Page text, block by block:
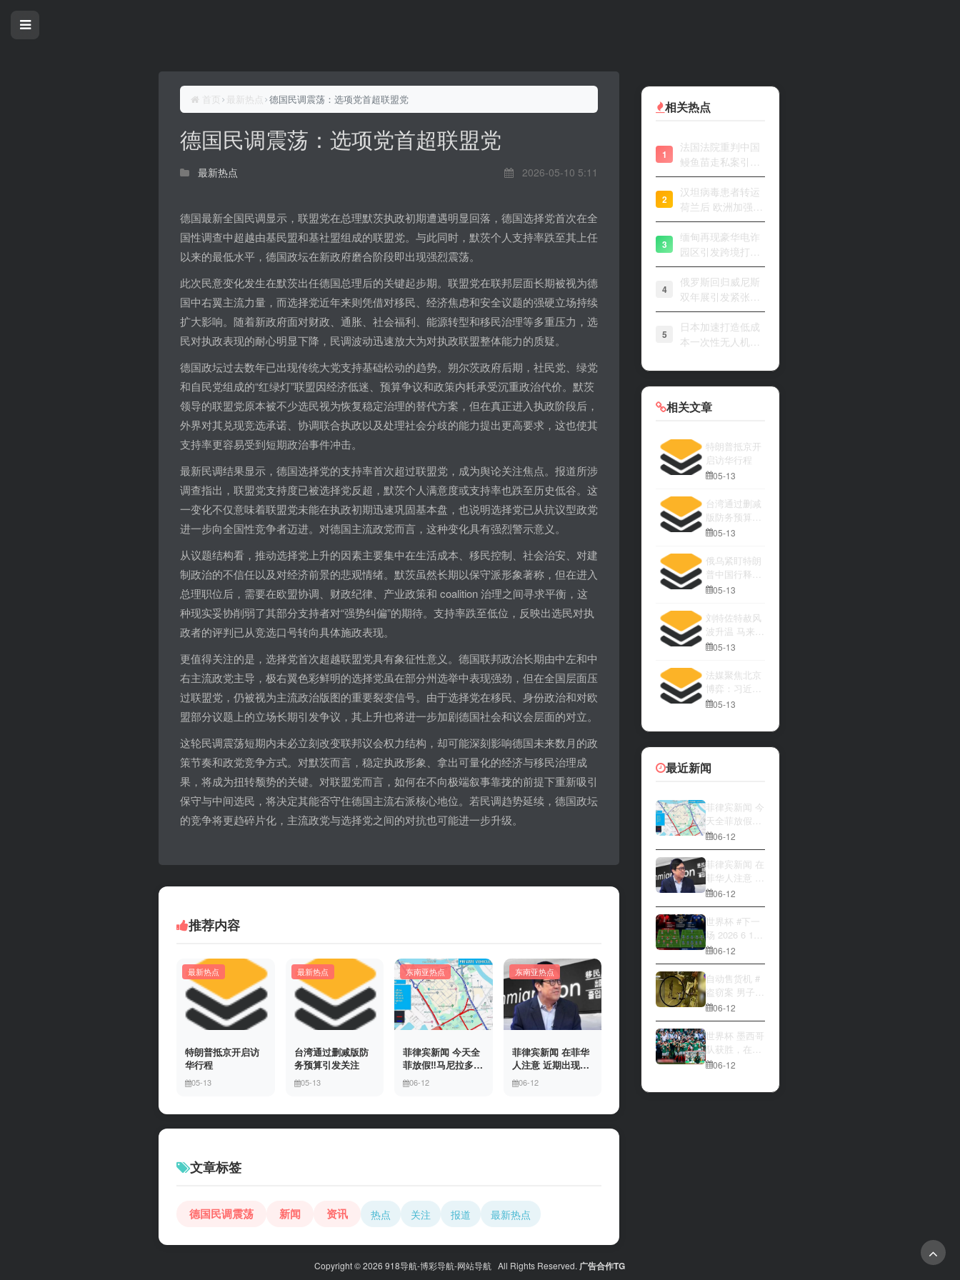
首页 最新热点 德国民调震荡：选项党首超联盟党
德国民调震荡：选项党首超联盟党
最新热点 2026-05-10 5:11
德国最新全国民调显示，联盟党在总理默茨执政初期遭遇明显回落，德国选择党首次在全
国性调查中超越由基民盟和基社盟组成的联盟党。与此同时，默茨个人支持率跌至其上任
以来的最低水平，德国政坛在新政府磨合阶段即出现强烈震荡。
此次民意变化发生在默茨出任德国总理后的关键起步期。联盟党在联邦层面长期被视为德
国中右翼主流力量，而选择党近年来则凭借对移民、经济焦虑和安全议题的强硬立场持续
扩大影响。随着新政府面对财政、通胀、社会福利、能源转型和移民治理等多重压力，选
民对执政表现的耐心明显下降，民调波动迅速放大为对执政联盟整体能力的质疑。
德国政坛过去数年已出现传统大党支持基础松动的趋势。朔尔茨政府后期，社民党、绿党
和自民党组成的“红绿灯”联盟因经济低迷、预算争议和政策内耗承受沉重政治代价。默茨
领导的联盟党原本被不少选民视为恢复稳定治理的替代方案，但在真正进入执政阶段后，
外界对其兑现竞选承诺、协调联合执政以及处理社会分歧的能力提出更高要求，这也使其
支持率更容易受到短期政治事件冲击。
最新民调结果显示，德国选择党的支持率首次超过联盟党，成为舆论关注焦点。报道所涉
调查指出，联盟党支持度已被选择党反超，默茨个人满意度或支持率也跌至历史低谷。这
一变化不仅意味着联盟党未能在执政初期迅速巩固基本盘，也说明选择党已从抗议型政党
进一步向全国性竞争者迈进。对德国主流政党而言，这种变化具有强烈警示意义。
从议题结构看，推动选择党上升的因素主要集中在生活成本、移民控制、社会治安、对建
制政治的不信任以及对经济前景的悲观情绪。默茨虽然长期以保守派形象著称，但在进入
总理职位后，需要在欧盟协调、财政纪律、产业政策和 coalition 治理之间寻求平衡，这
种现实妥协削弱了其部分支持者对“强势纠偏”的期待。支持率跌至低位，反映出选民对执
政者的评判已从竞选口号转向具体施政表现。
更值得关注的是，选择党首次超越联盟党具有象征性意义。德国联邦政治长期由中左和中
右主流政党主导，极右翼色彩鲜明的选择党虽在部分州选举中表现强劲，但在全国层面压
过联盟党，仍被视为主流政治版图的重要裂变信号。由于选择党在移民、身份政治和对欧
盟部分议题上的立场长期引发争议，其上升也将进一步加剧德国社会和议会层面的对立。
这轮民调震荡短期内未必立刻改变联邦议会权力结构，却可能深刻影响德国未来数月的政
策节奏和政党竞争方式。对默茨而言，稳定执政形象、拿出可量化的经济与移民治理成
果，将成为扭转颓势的关键。对联盟党而言，如何在不向极端叙事靠拢的前提下重新吸引
保守与中间选民，将决定其能否守住德国主流右派核心地位。若民调趋势延续，德国政坛
的竞争将更趋碎片化，主流政党与选择党之间的对抗也可能进一步升级。
推荐内容
最新热点
特朗普抵京开启访
华行程
05-13
最新热点
台湾通过删减版防
务预算引发关注
05-13
东南亚热点
菲律宾新闻 今天全
菲放假‼️马尼拉多地
封路06-12
东南亚热点
菲律宾新闻 在菲华
人注意 近期出现假
冒移民局执法人员
上门敲诈案件，已
06-12
文章标签
德国民调震荡 新闻 资讯 热点 关注 报道 最新热点
相关热点
1
法国法院重判中国
鳗鱼苗走私案引关
注
2
汉坦病毒患者转运
荷兰后 欧洲加强风
险评估
3
缅甸再现豪华电诈
园区引发跨境打击
关注
4
俄罗斯回归威尼斯
双年展引发紧张开
幕
5
日本加速打造低成
本一次性无人机战
相关文章
特朗普抵京开
启访华行程
05-13
台湾通过删减
版防务预算引
发关注
05-13
俄乌紧盯特朗
普中国行释放
何种信号
05-13
刘特佐特赦风
波升温 马来西
亚内阁将讨论
05-13
法媒聚焦北京
博弈：习近平
与特朗普隔空
05-13
最近新闻
菲律宾新闻 今
天全菲放假‼️
马尼拉多地封
路
06-12
菲律宾新闻 在
菲华人注意 近
期出现假冒移
民局执法人员
上门敲诈案
件，已有多人
举报中招
06-12
世界杯 #下一
场 2026 6 12
15:00整 加拿
大与波黑的较
量 究竟胜利的
天平会倾向哪
一方，是加拿
大借助主场优
势笑到最后，
还是波黑上演
逆袭好戏？让
我们拭目以
06-12
自动售货机 #
盗窃案 男子深
夜撬开自动售
货机，2000比
索硬币被一扫
而空
06-12
世界杯 墨西哥
队获胜，在首
场比赛中击败
06-12
Copyright © 2026 918导航-博彩导航-网站导航 All Rights Reserved. 广告合作TG